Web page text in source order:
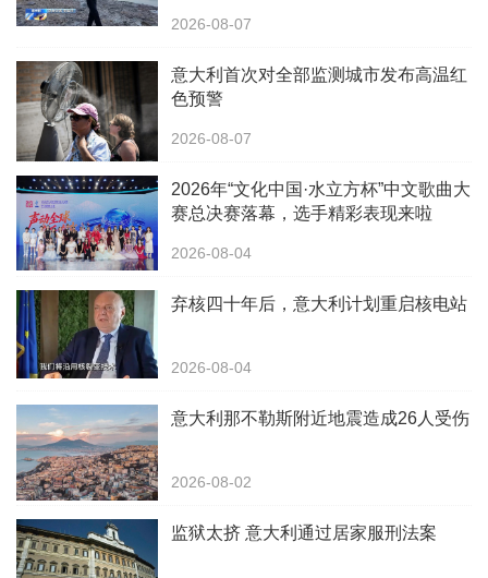
2026-08-07
意大利首次对全部监测城市发布高温红
色预警
2026-08-07
2026年“文化中国·水立方杯”中文歌曲大
赛总决赛落幕，选手精彩表现来啦
2026-08-04
弃核四十年后，意大利计划重启核电站
2026-08-04
意大利那不勒斯附近地震造成26人受伤
2026-08-02
监狱太挤 意大利通过居家服刑法案